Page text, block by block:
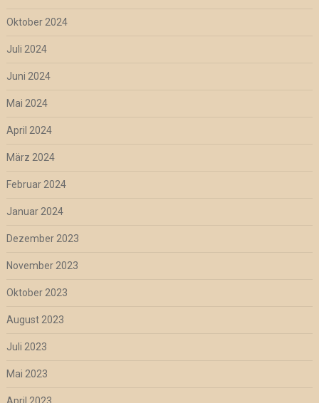
Oktober 2024
Juli 2024
Juni 2024
Mai 2024
April 2024
März 2024
Februar 2024
Januar 2024
Dezember 2023
November 2023
Oktober 2023
August 2023
Juli 2023
Mai 2023
April 2023